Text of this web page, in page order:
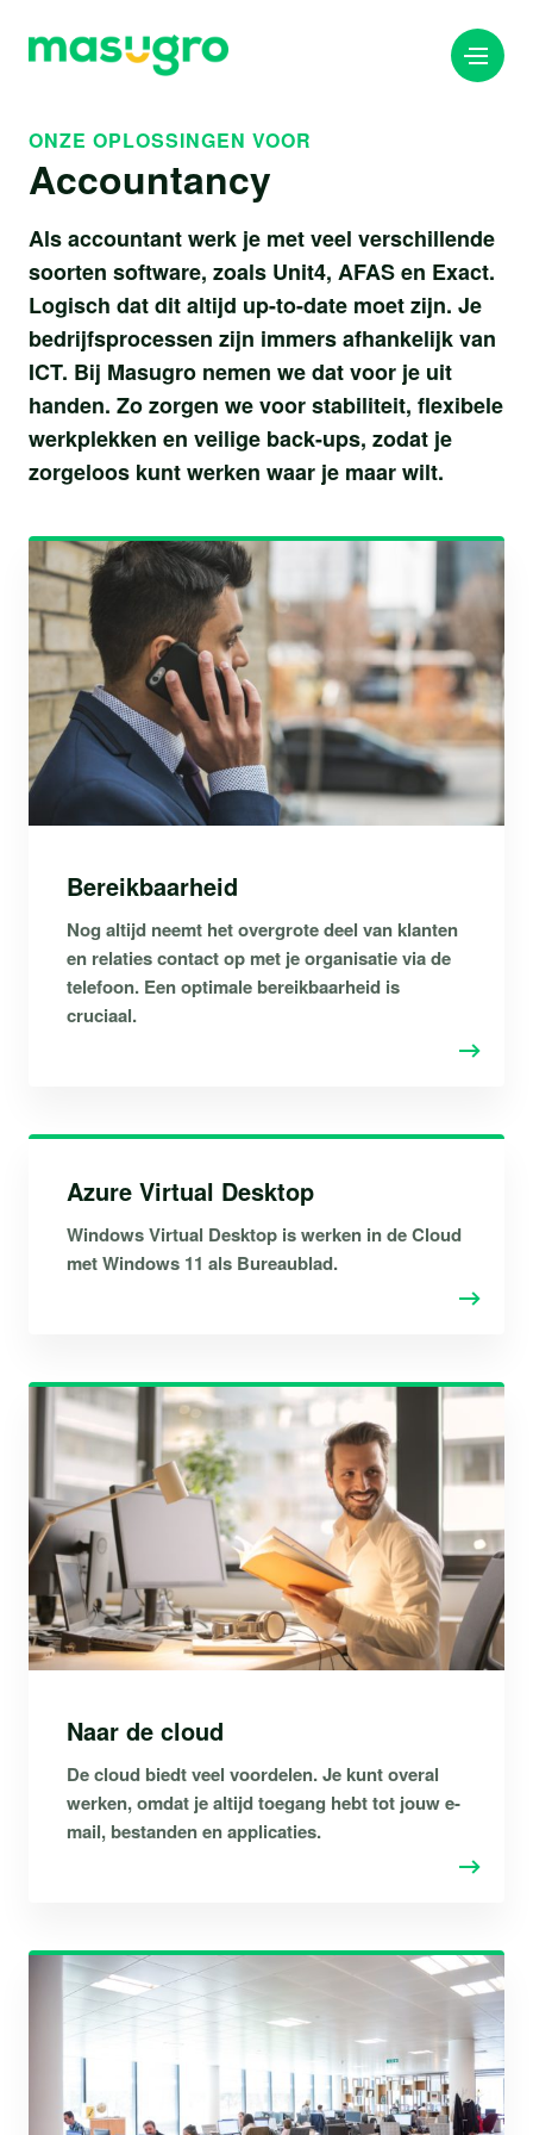
info@masugro.nl
088 040 8200
ONZE OPLOSSINGEN VOOR
Accountancy
Als accountant werk je met veel verschillende
soorten software, zoals Unit4, AFAS en Exact.
Logisch dat dit altijd up-to-date moet zijn. Je
bedrijfsprocessen zijn immers afhankelijk van
ICT. Bij Masugro nemen we dat voor je uit
handen. Zo zorgen we voor stabiliteit, flexibele
werkplekken en veilige back-ups, zodat je
zorgeloos kunt werken waar je maar wilt.
Bereikbaarheid
Nog altijd neemt het overgrote deel van klanten
en relaties contact op met je organisatie via de
telefoon. Een optimale bereikbaarheid is
cruciaal.
Azure Virtual Desktop
Windows Virtual Desktop is werken in de Cloud
met Windows 11 als Bureaublad.
Naar de cloud
De cloud biedt veel voordelen. Je kunt overal
werken, omdat je altijd toegang hebt tot jouw e-
mail, bestanden en applicaties.